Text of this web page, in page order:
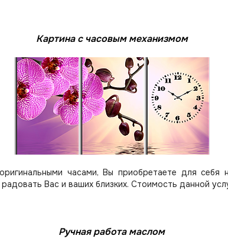
Картина с часовым механизмом
часами, Вы приобретаете для
Вас и ваших близких. Стоимость данной
Ручная работа маслом